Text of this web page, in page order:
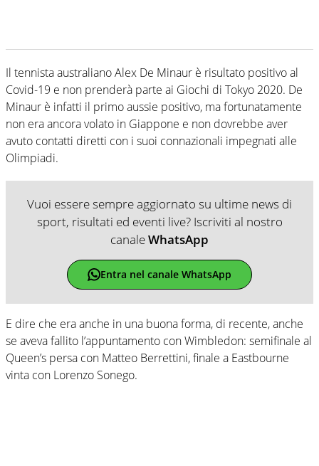
Il tennista australiano Alex De Minaur è risultato positivo al
Covid-19 e non prenderà parte ai Giochi di Tokyo 2020. De
Minaur è infatti il primo aussie positivo, ma fortunatamente
non era ancora volato in Giappone e non dovrebbe aver
avuto contatti diretti con i suoi connazionali impegnati alle
Olimpiadi.
Vuoi essere sempre aggiornato su ultime news di
sport, risultati ed eventi live? Iscriviti al nostro
canaleWhatsApp
Entra nel canale WhatsApp
E dire che era anche in una buona forma, di recente, anche
se aveva fallito l’appuntamento con Wimbledon: semifinale al
Queen’s persa con Matteo Berrettini, finale a Eastbourne
vinta con Lorenzo Sonego.